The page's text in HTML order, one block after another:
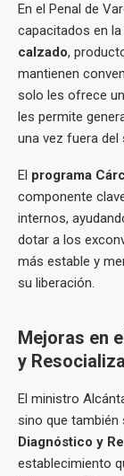
En el Penal de
capacitados en la
calzado,
mantienen
solo les ofrece
les permite
una vez fuera del
El programa
componente
internos,
dotar a los
más estable y
su liberación.
Mejoras en
y
El ministro
sino que también
Diagnóstico y
establecimiento